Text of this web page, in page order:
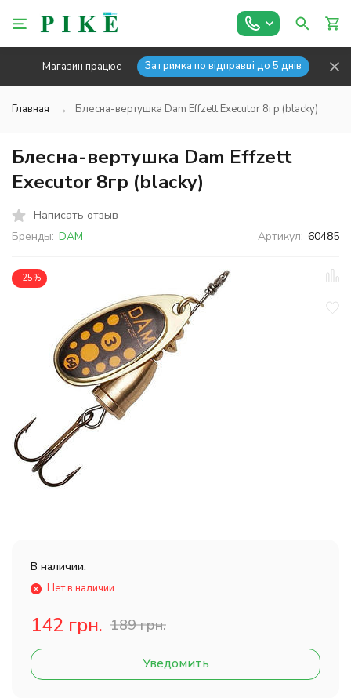
Магазин працює Затримка по відправці до 5 днів
Главная Блесна-вертушка Dam Effzett Executor 8гр (blacky)
Блесна-вертушка Dam Effzett
Executor 8гр (blacky)
Написать отзыв
Бренды: DAM Артикул: 60485
-25%
В наличии:
Нет в наличии
142 грн. 189 грн.
Уведомить